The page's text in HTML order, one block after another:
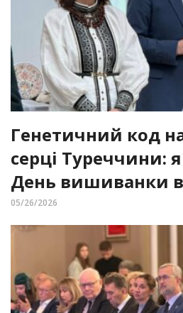
Генетичний код
серці Туреччини:
День вишиванки в
05/26/2026